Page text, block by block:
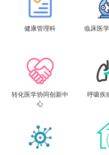
健康管理科 临床医
转化医学协同创新中
心
呼吸疾